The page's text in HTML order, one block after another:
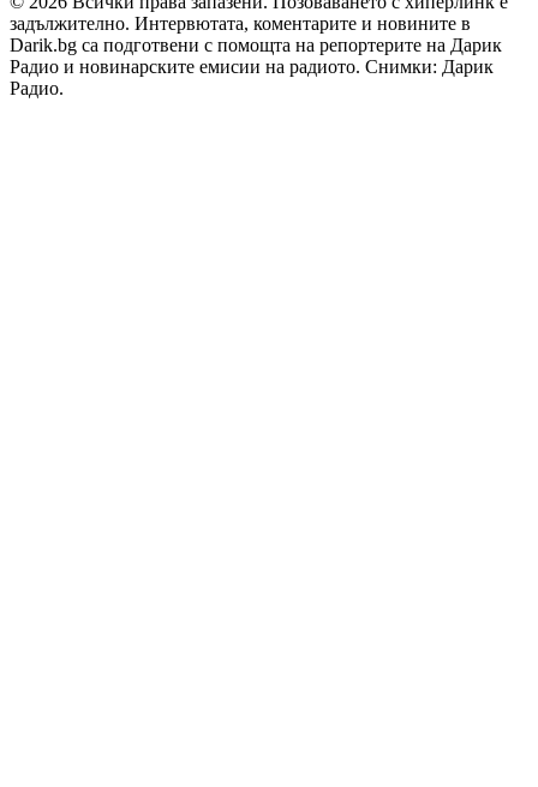
задължително. Интервютата, коментарите и новините в
Darik.bg са подготвени с помощта на репортерите на Дарик
Радио и новинарските емисии на радиото. Снимки: Дарик
Радио.